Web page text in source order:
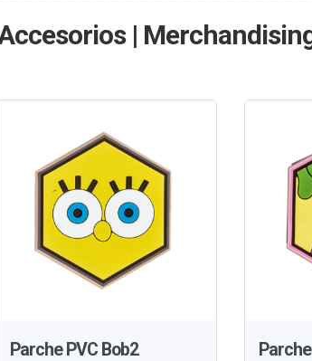
|
Parche PVC Bob2